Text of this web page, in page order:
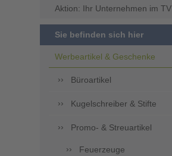
Aktion: Ihr Unternehmen im TV
Sie befinden sich hier
Werbeartikel & Geschenke
Büroartikel
Kugelschreiber & Stifte
Promo- & Streuartikel
Feuerzeuge